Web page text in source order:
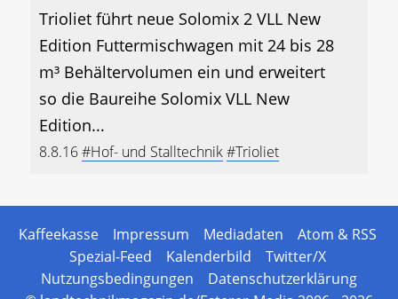
Trioliet führt neue Solomix 2 VLL New
Edition Futtermischwagen mit 24 bis 28
m³ Behältervolumen ein und erweitert
so die Baureihe Solomix VLL New
Edition...
8.8.16#Hof- und Stalltechnik#Trioliet
Kaffeekasse Impressum Mediadaten
Atom & RSS
Spezial-Feed
Kalenderbild
Twitter/X
Nutzungsbedingungen
Datenschutzerklärung